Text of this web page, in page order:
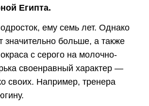
Египта.
ему семь лет. Однако
значительно больше, а также
с серого на молочно-
своенравный характер —
своих. Например, тренера